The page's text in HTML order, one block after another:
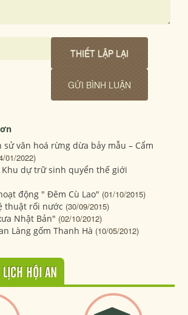
văn hoá rừng dừa bảy mẫu – Cẩm
01/2022)
Khu dự trữ sinh quyển thế giới
động " Đêm Cù Lao" (01/10/2015)
thuật rối nước (30/09/2015)
Nhật Bản" (02/10/2012)
Làng gốm Thanh Hà (10/05/2012)
HỘI AN